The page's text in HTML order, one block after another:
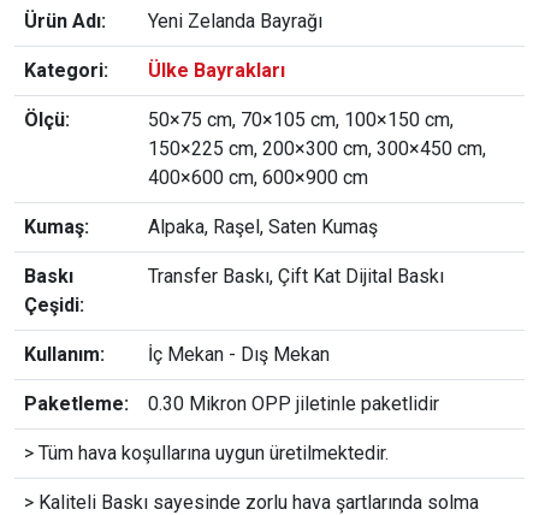
Ürün Adı: Yeni Zelanda Bayrağı
Kategori: Ülke Bayrakları
Ölçü:
50×75 cm, 70×105 cm, 100×150 cm,
150×225 cm, 200×300 cm, 300×450 cm,
400×600 cm, 600×900 cm
Kumaş: Alpaka, Raşel, Saten Kumaş
Baskı
Çeşidi:
Transfer Baskı, Çift Kat Dijital Baskı
Kullanım: İç Mekan - Dış Mekan
Paketleme: 0.30 Mikron OPP jiletinle paketlidir
> Tüm hava koşullarına uygun üretilmektedir.
> Kaliteli Baskı sayesinde zorlu hava şartlarında solma